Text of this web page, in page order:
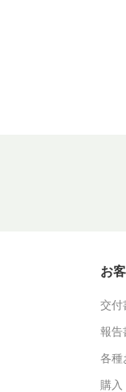
お
交付
報告
各種
購入